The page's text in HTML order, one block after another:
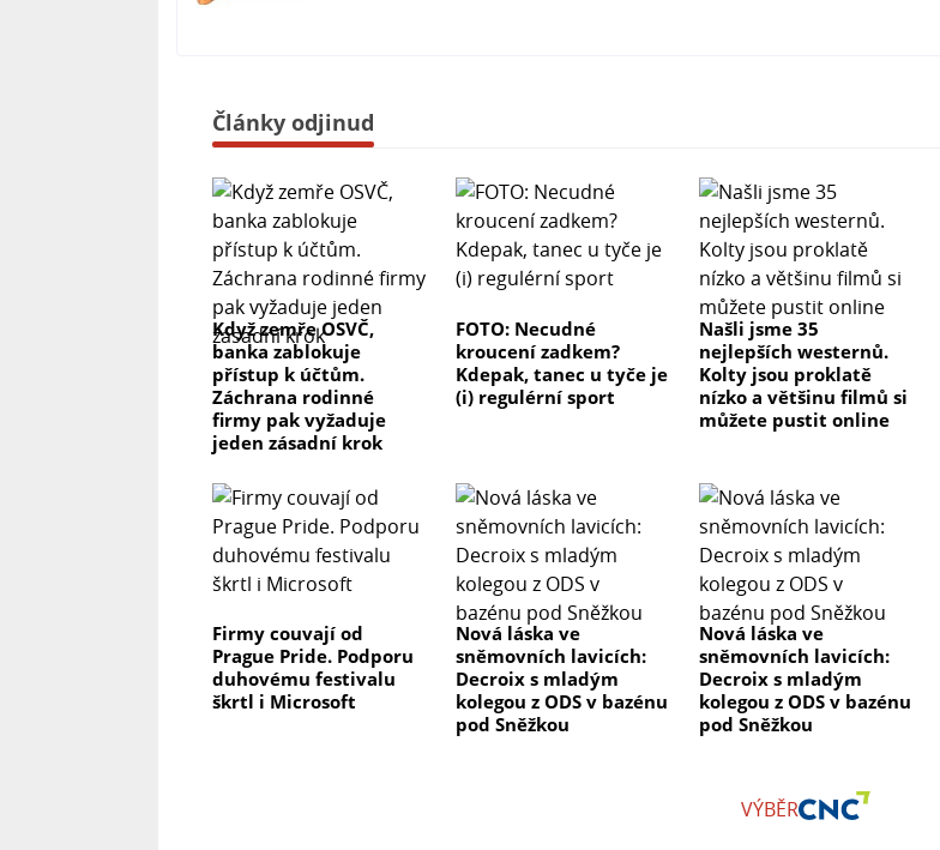
Články odjinud
Když zemře OSVČ,
banka zablokuje
přístup k účtům.
Záchrana rodinné
firmy pak vyžaduje
jeden zásadní krok
FOTO: Necudné
kroucení zadkem?
Kdepak, tanec u tyče je
(i) regulérní sport
Našli jsme 35
nejlepších westernů.
Kolty jsou proklatě
nízko a většinu filmů si
můžete pustit online
Firmy couvají od
Prague Pride. Podporu
duhovému festivalu
škrtl i Microsoft
Nová láska ve
sněmovních lavicích:
Decroix s mladým
kolegou z ODS v bazénu
pod Sněžkou
Nová láska ve
sněmovních lavicích:
Decroix s mladým
kolegou z ODS v bazénu
pod Sněžkou
VÝBĚR